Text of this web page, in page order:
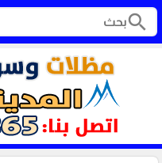
search